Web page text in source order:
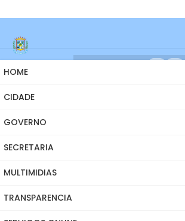
Prefeitura Mu
nicipal
de Indaiabira
HOME
CIDADE
GOVERNO
SECRETARIA
MULTIMIDIAS
TRANSPARENCIA